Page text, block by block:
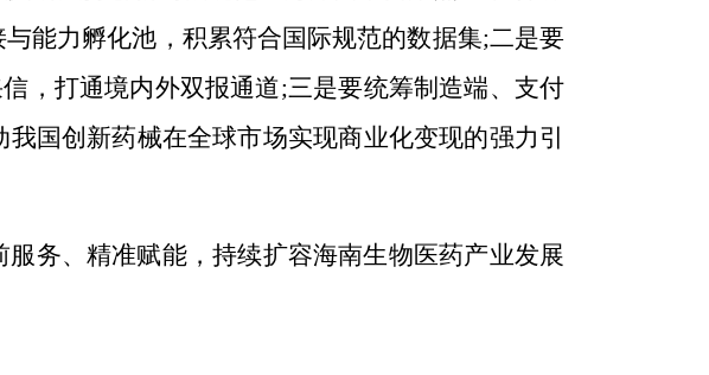
能力孵化池，积累符合国际规范的数据集;二是要
，打通境内外双报通道;三是要统筹制造端、支付
我国创新药械在全球市场实现商业化变现的强力引
务、精准赋能，持续扩容海南生物医药产业发展